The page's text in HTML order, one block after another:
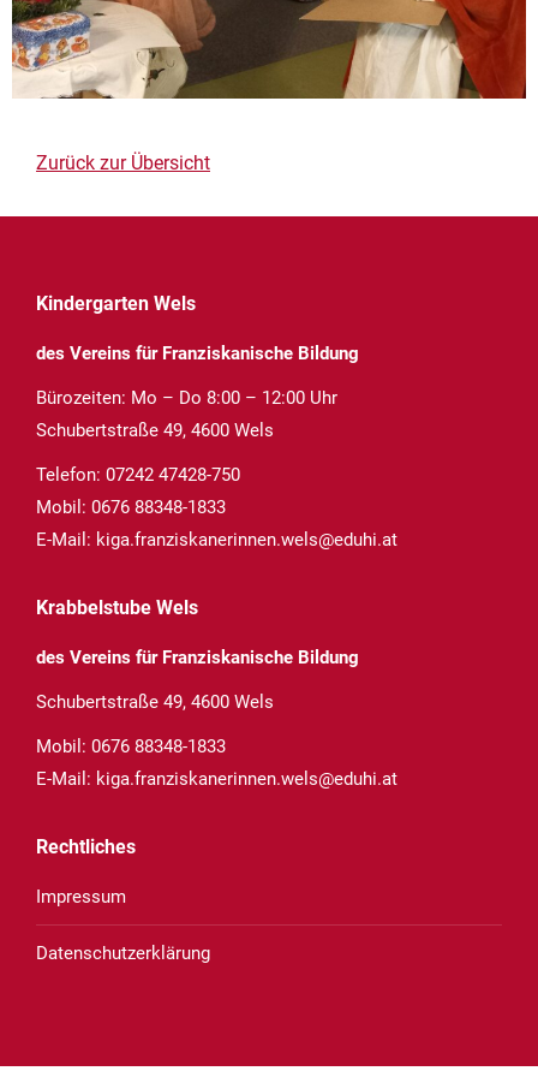
Zurück zur Übersicht
Kindergarten Wels
des Vereins für Franziskanische Bildung
Bürozeiten: Mo – Do 8:00 – 12:00 Uhr
Schubertstraße 49, 4600 Wels
Telefon: 07242 47428-750
Mobil: 0676 88348-1833
E-Mail: kiga.franziskanerinnen.wels@eduhi.at
Krabbelstube Wels
des Vereins für Franziskanische Bildung
Schubertstraße 49, 4600 Wels
Mobil: 0676 88348-1833
E-Mail: kiga.franziskanerinnen.wels@eduhi.at
Rechtliches
Impressum
Datenschutzerklärung